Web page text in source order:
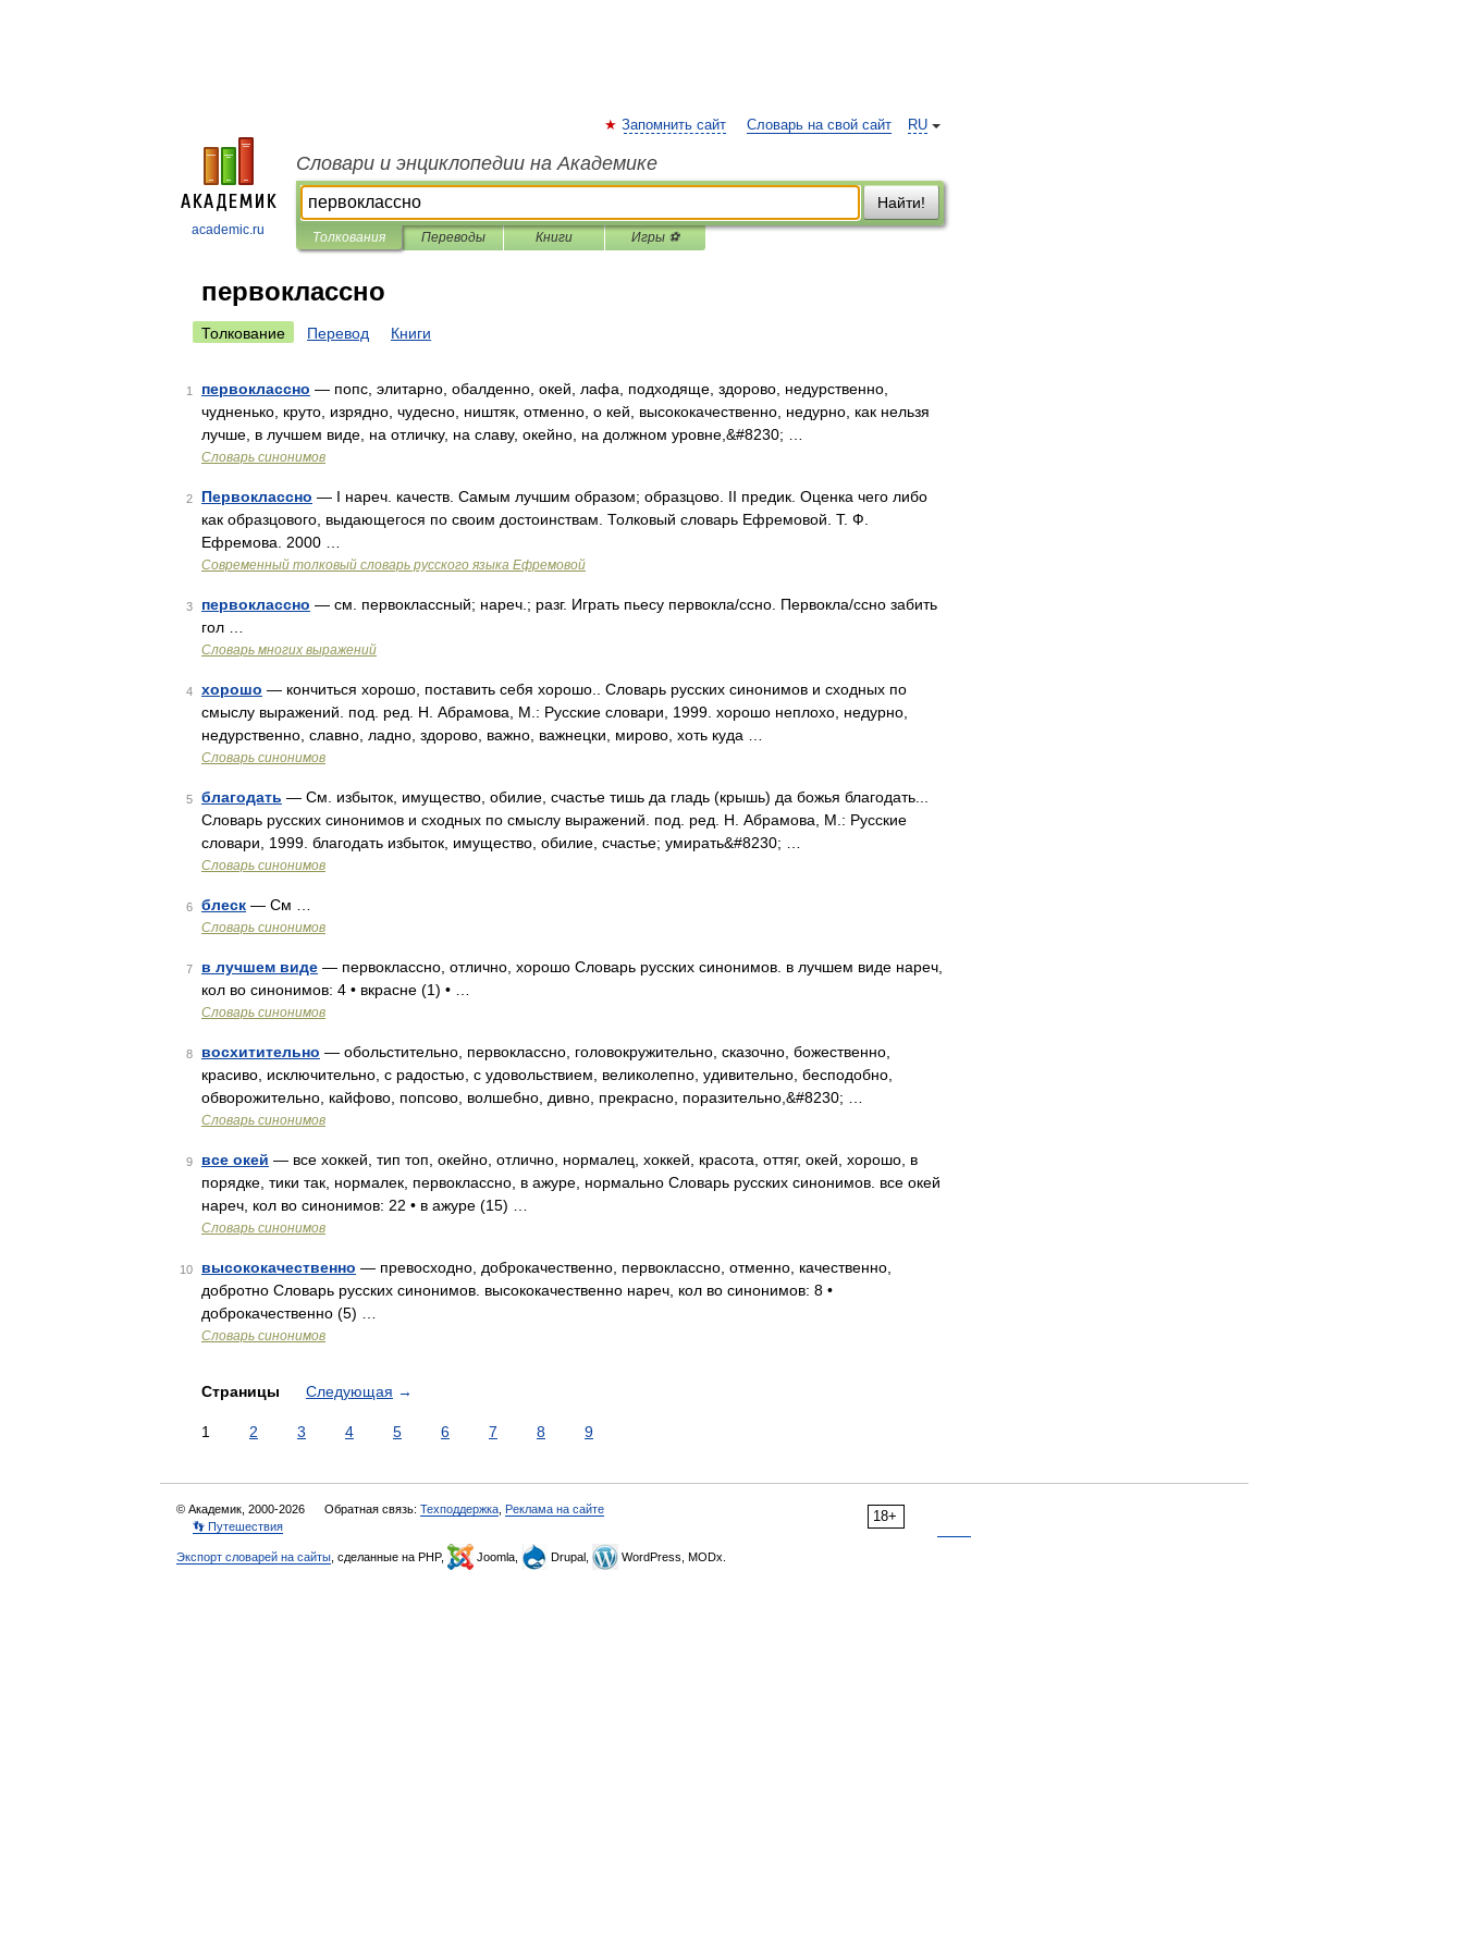
academic.ru
RU
Запомнить сайт Словарь на свой сайт
Словари и энциклопедии на Академике
Найти!
Толкования Переводы Книги Игры ⚽
первоклассно
Толкование Перевод Книги
1 первоклассно — попс, элитарно, обалденно, окей, лафа, подходяще, здорово, недурственно,
чудненько, круто, изрядно, чудесно, ништяк, отменно, о кей, высококачественно, недурно, как нельзя
лучше, в лучшем виде, на отличку, на славу, окейно, на должном уровне,&#8230; …
Словарь синонимов
2 Первоклассно — I нареч. качеств. Самым лучшим образом; образцово. II предик. Оценка чего либо
как образцового, выдающегося по своим достоинствам. Толковый словарь Ефремовой. Т. Ф.
Ефремова. 2000 …
Современный толковый словарь русского языка Ефремовой
3 первоклассно — см. первоклассный; нареч.; разг. Играть пьесу первокла/ссно. Первокла/ссно забить
гол …
Словарь многих выражений
4 хорошо — кончиться хорошо, поставить себя хорошо.. Словарь русских синонимов и сходных по
смыслу выражений. под. ред. Н. Абрамова, М.: Русские словари, 1999. хорошо неплохо, недурно,
недурственно, славно, ладно, здорово, важно, важнецки, мирово, хоть куда …
Словарь синонимов
5 благодать — См. избыток, имущество, обилие, счастье тишь да гладь (крышь) да божья благодать...
Словарь русских синонимов и сходных по смыслу выражений. под. ред. Н. Абрамова, М.: Русские
словари, 1999. благодать избыток, имущество, обилие, счастье; умирать&#8230; …
Словарь синонимов
6 блеск — См …
Словарь синонимов
7 в лучшем виде — первоклассно, отлично, хорошо Словарь русских синонимов. в лучшем виде нареч,
кол во синонимов: 4 • вкрасне (1) • …
Словарь синонимов
8 восхитительно — обольстительно, первоклассно, головокружительно, сказочно, божественно,
красиво, исключительно, с радостью, с удовольствием, великолепно, удивительно, бесподобно,
обворожительно, кайфово, попсово, волшебно, дивно, прекрасно, поразительно,&#8230; …
Словарь синонимов
9 все окей — все хоккей, тип топ, окейно, отлично, нормалец, хоккей, красота, оттяг, окей, хорошо, в
порядке, тики так, нормалек, первоклассно, в ажуре, нормально Словарь русских синонимов. все окей
нареч, кол во синонимов: 22 • в ажуре (15) …
Словарь синонимов
10 высококачественно — превосходно, доброкачественно, первоклассно, отменно, качественно,
добротно Словарь русских синонимов. высококачественно нареч, кол во синонимов: 8 •
доброкачественно (5) …
Словарь синонимов
Страницы Следующая →
1 2 3 4 5 6 7 8 9
18+
© Академик, 2000-2026 Обратная связь: Техподдержка Реклама на сайте
👣 Путешествия
Экспорт словарей на сайты , сделанные на PHP, Joomla, Drupal, WordPress, MODx.